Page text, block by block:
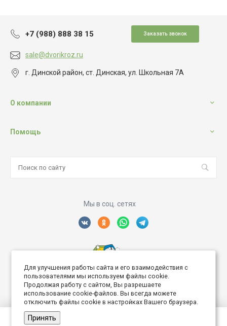
+7 (988) 888 38 15 Заказать звонок
sale@dvorikroz.ru
г. Динской район, ст. Динская, ул. Школьная 7А
О компании
Помощь
Мы в соц. сетях
Создание интернет сайта
Для улучшения работы сайта и его взаимодействия с
пользователями мы используем файлы cookie.
Продолжая работу с сайтом, Вы разрешаете
использование cookie-файлов. Вы всегда можете
отключить файлы cookie в настройках Вашего браузера.
Принять